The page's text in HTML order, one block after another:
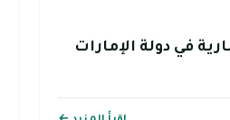
في دولة الإمارات